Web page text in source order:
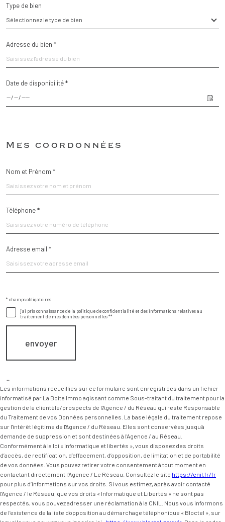
Type de bien
Sélectionnez le type de bien
Adresse du bien *
Date de disponibilité *
par
Mes coordonnées
Nom et Prénom *
Téléphone *
Adresse email *
Validation
* champs obligatoires
j'ai pris connaissance de la politique de confidentialité et des informations relatives au
traitement de mes données personnelles **
envoyer
**
Les informations recueillies sur ce formulaire sont enregistrées dans un fichier
informatisé par La Boite Immo agissant comme Sous-traitant du traitement pour la
gestion de la clientèle/prospects de l'Agence / du Réseau qui reste Responsable
du Traitement de vos Données personnelles. La base légale du traitement repose
sur l'intérêt légitime de l'Agence / du Réseau. Elles sont conservées jusqu'à
demande de suppression et sont destinées à l'Agence / au Réseau.
Conformément à la loi « informatique et libertés », vous disposez des droits
d’accès, de rectification, d’effacement, d’opposition, de limitation et de portabilité
de vos données. Vous pouvez retirer votre consentement à tout moment en
contactant directement l’Agence / Le Réseau. Consultez le site https://cnil.fr/fr
pour plus d’informations sur vos droits. Si vous estimez, après avoir contacté
l'Agence / le Réseau, que vos droits « Informatique et Libertés » ne sont pas
respectés, vous pouvez adresser une réclamation à la CNIL. Nous vous informons
de l’existence de la liste d'opposition au démarchage téléphonique « Bloctel », sur